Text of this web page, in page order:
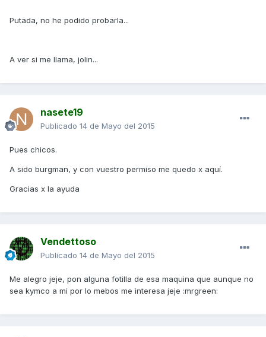
Putada, no he podido probarla...
A ver si me llama, jolin...
nasete19
Publicado 14 de Mayo del 2015
Pues chicos.
A sido burgman, y con vuestro permiso me quedo x aquí.
Gracias x la ayuda
Vendettoso
Publicado 14 de Mayo del 2015
Me alegro jeje, pon alguna fotilla de esa maquina que aunque no
sea kymco a mi por lo mebos me interesa jeje :mrgreen: